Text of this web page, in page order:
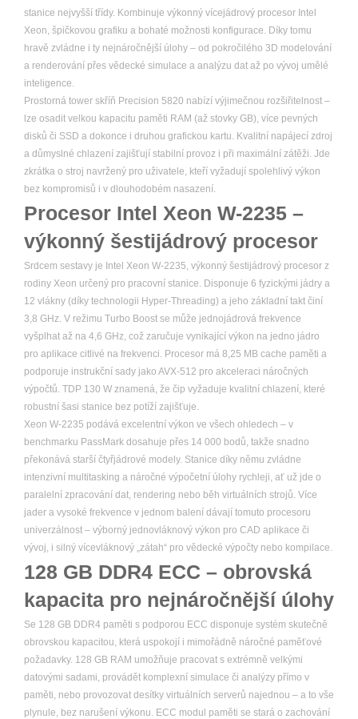
stanice nejvyšší třídy. Kombinuje výkonný vícejádrový procesor Intel
Xeon, špičkovou grafiku a bohaté možnosti konfigurace. Díky tomu
hravě zvládne i ty nejnáročnější úlohy – od pokročilého 3D modelování
a renderování přes vědecké simulace a analýzu dat až po vývoj umělé
inteligence.
Prostorná tower skříň Precision 5820 nabízí výjimečnou rozšiřitelnost –
lze osadit velkou kapacitu paměti RAM (až stovky GB), více pevných
disků či SSD a dokonce i druhou grafickou kartu. Kvalitní napájecí zdroj
a důmyslné chlazení zajišťují stabilní provoz i při maximální zátěži. Jde
zkrátka o stroj navržený pro uživatele, kteří vyžadují spolehlivý výkon
bez kompromisů i v dlouhodobém nasazení.
Procesor Intel Xeon W-2235 –
výkonný šestijádrový procesor
Srdcem sestavy je Intel Xeon W-2235, výkonný šestijádrový procesor z
rodiny Xeon určený pro pracovní stanice. Disponuje 6 fyzickými jádry a
12 vlákny (díky technologii Hyper-Threading) a jeho základní takt činí
3,8 GHz. V režimu Turbo Boost se může jednojádrová frekvence
vyšplhat až na 4,6 GHz, což zaručuje vynikající výkon na jedno jádro
pro aplikace citlivé na frekvenci. Procesor má 8,25 MB cache paměti a
podporuje instrukční sady jako AVX-512 pro akceleraci náročných
výpočtů. TDP 130 W znamená, že čip vyžaduje kvalitní chlazení, které
robustní šasi stanice bez potíží zajišťuje.
Xeon W-2235 podává excelentní výkon ve všech ohledech – v
benchmarku PassMark dosahuje přes 14 000 bodů, takže snadno
překonává starší čtyřjádrové modely. Stanice díky němu zvládne
intenzivní multitasking a náročné výpočetní úlohy rychleji, ať už jde o
paralelní zpracování dat, rendering nebo běh virtuálních strojů. Více
jader a vysoké frekvence v jednom balení dávají tomuto procesoru
univerzálnost – výborný jednovláknový výkon pro CAD aplikace či
vývoj, i silný vícevláknový „zátah“ pro vědecké výpočty nebo kompilace.
128 GB DDR4 ECC – obrovská
kapacita pro nejnáročnější úlohy
Se 128 GB DDR4 paměti s podporou ECC disponuje systém skutečně
obrovskou kapacitou, která uspokojí i mimořádně náročné paměťové
požadavky. 128 GB RAM umožňuje pracovat s extrémně velkými
datovými sadami, provádět komplexní simulace či analýzy přímo v
paměti, nebo provozovat desítky virtuálních serverů najednou – a to vše
plynule, bez narušení výkonu. ECC modul paměti se stará o zachování